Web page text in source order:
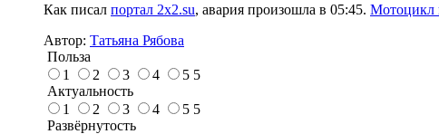
Как писал портал 2x2.su, авария произошла в 05:45. Мотоцикл
Автор: Татьяна Рябова
Польза
1
2 3 4 5 5
Актуальность
1
2 3 4 5 5
Развёрнутость